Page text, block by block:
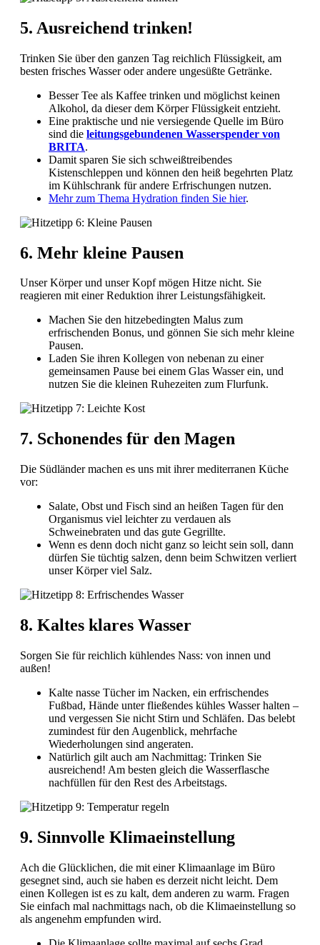
5. Ausreichend trinken!
Trinken Sie über den ganzen Tag reichlich Flüssigkeit, am
besten frisches Wasser oder andere ungesüßte Getränke.
Besser Tee als Kaffee trinken und möglichst keinen
Alkohol, da dieser dem Körper Flüssigkeit entzieht.
Eine praktische und nie versiegende Quelle im Büro
sind die leitungsgebundenen Wasserspender von
BRITA.
Damit sparen Sie sich schweißtreibendes
Kistenschleppen und können den heiß begehrten Platz
im Kühlschrank für andere Erfrischungen nutzen.
Mehr zum Thema Hydration finden Sie hier.
6. Mehr kleine Pausen
Unser Körper und unser Kopf mögen Hitze nicht. Sie
reagieren mit einer Reduktion ihrer Leistungsfähigkeit.
Machen Sie den hitzebedingten Malus zum
erfrischenden Bonus, und gönnen Sie sich mehr kleine
Pausen.
Laden Sie ihren Kollegen von nebenan zu einer
gemeinsamen Pause bei einem Glas Wasser ein, und
nutzen Sie die kleinen Ruhezeiten zum Flurfunk.
7. Schonendes für den Magen
Die Südländer machen es uns mit ihrer mediterranen Küche
vor:
Salate, Obst und Fisch sind an heißen Tagen für den
Organismus viel leichter zu verdauen als
Schweinebraten und das gute Gegrillte.
Wenn es denn doch nicht ganz so leicht sein soll, dann
dürfen Sie tüchtig salzen, denn beim Schwitzen verliert
unser Körper viel Salz.
8. Kaltes klares Wasser
Sorgen Sie für reichlich kühlendes Nass: von innen und
außen!
Kalte nasse Tücher im Nacken, ein erfrischendes
Fußbad, Hände unter fließendes kühles Wasser halten –
und vergessen Sie nicht Stirn und Schläfen. Das belebt
zumindest für den Augenblick, mehrfache
Wiederholungen sind angeraten.
Natürlich gilt auch am Nachmittag: Trinken Sie
ausreichend! Am besten gleich die Wasserflasche
nachfüllen für den Rest des Arbeitstags.
9. Sinnvolle Klimaeinstellung
Ach die Glücklichen, die mit einer Klimaanlage im Büro
gesegnet sind, auch sie haben es derzeit nicht leicht. Dem
einen Kollegen ist es zu kalt, dem anderen zu warm. Fragen
Sie einfach mal nachmittags nach, ob die Klimaeinstellung so
als angenehm empfunden wird.